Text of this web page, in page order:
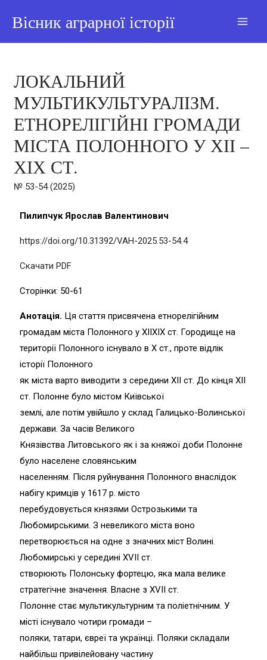
Вісник аграрної історії
ЛОКАЛЬНИЙ
МУЛЬТИКУЛЬТУРАЛІЗМ.
ЕТНОРЕЛІГІЙНІ ГРОМАДИ
МІСТА ПОЛОННОГО У ХІІ –
ХІХ СТ.
№ 53-54 (2025)
Пилипчук Ярослав Валентинович
https://doi.org/10.31392/VAH-2025.53-54.4
Скачати PDF
Сторінки: 50-61
Анотація. Ця стаття присвячена етнорелігійним
громадам міста Полонного у ХІІХІХ ст. Городище на
території Полонного існувало в Х ст., проте відлік
історії Полонного
як міста варто виводити з середини ХІІ ст. До кінця ХІІ
ст. Полонне було містом Київської
землі, але потім увійшло у склад Галицько-Волинської
держави. За часів Великого
Князівства Литовського як і за княжої доби Полонне
було населене словянським
населенням. Після руйнування Полонного внаслідок
набігу кримців у 1617 р. місто
перебудовується князями Острозькими та
Любомирськими. З невеликого міста воно
перетворюється на одне з значних міст Волині.
Любомирські у середині XVII ст.
створюють Полонську фортецю, яка мала велике
стратегічне значення. Власне з XVII ст.
Полонне стає мультикультурним та поліетнічним. У
місті існувало чотири громади –
поляки, татари, євреї та українці. Поляки складали
найбільш привілейовану частину